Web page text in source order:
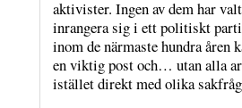
aktivister. Ingen av dem har
inrangera sig i ett politiskt
inom de närmaste hundra åren
en viktig post och… utan alla
istället direkt med olika